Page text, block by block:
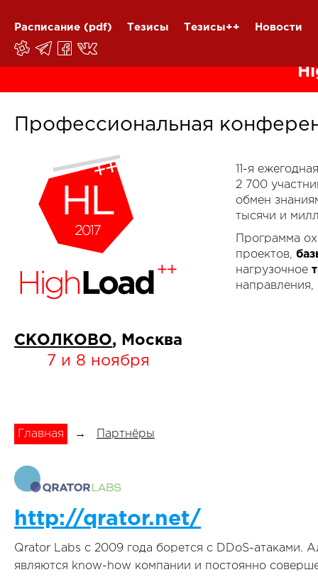
Расписание (pdf) Тезисы Тезисы++ Новости
Профессиональная
СКОЛКОВО, Москва
7 и 8 ноября
11-я
2 700
обмен
тысячи и
Программа
проектов,
нагрузочное
Главная → Партнёры
http://qrator.net/
Qrator Labs c 2009 года борется с DDoS-атаками.
являются know-how компании и постоянно